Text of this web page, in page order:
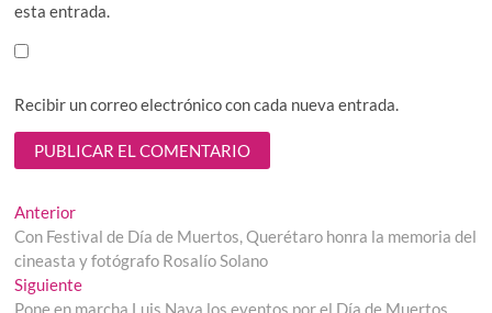
esta entrada.
Recibir un correo electrónico con cada nueva entrada.
Navegación
de
entradas
AnteriorEntrada
anterior:
Con Festival de Día de Muertos, Querétaro honra la memoria del
cineasta y fotógrafo Rosalío Solano
SiguienteEntrada
siguiente:
Pone en marcha Luis Nava los eventos por el Día de Muertos